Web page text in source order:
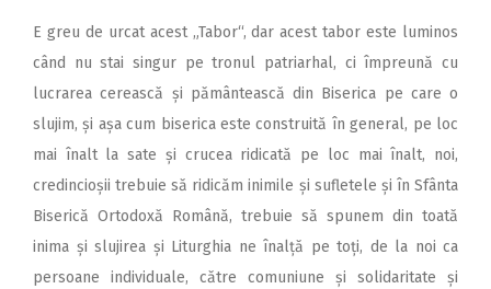
E greu de urcat acest „Tabor“, dar acest tabor este luminos
când nu stai singur pe tronul patriarhal, ci împreună cu
lucrarea cerească și pământească din Biserica pe care o
slujim, și așa cum biserica este construită în general, pe loc
mai înalt la sate și crucea ridicată pe loc mai înalt, noi,
credincioșii trebuie să ridicăm inimile și sufletele și în Sfânta
Biserică Ortodoxă Română, trebuie să spunem din toată
inima și slujirea și Liturghia ne înalță pe toți, de la noi ca
persoane individuale, către comuniune și solidaritate și